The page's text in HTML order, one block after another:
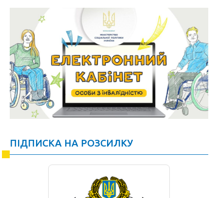
ПІДПИСКА НА РОЗСИЛКУ